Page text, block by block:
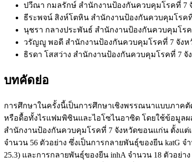
ปวีณา กมลรักษ์ สำนักงานป้องกันควบคุมโรคที่ 7
ธีระพจน์ สิงห์โตหิน สำนักงานป้องกันควบคุมโรค
นุชรา กลางประพันธ์ สำนักงานป้องกันควบคุมโร
วรัญญู พอดี สำนักงานป้องกันควบคุมโรคที่ 7 จัง
ธิรดา โสสว่าง สำนักงานป้องกันควบคุมโรคที่ 7 จั
บทคัดย่อ
การศึกษาในครั้งนี้เป็นการศึกษาเชิงพรรณนาแบบภาค
หรือดื้อทั้งไรแฟมพิซินและไอโซไนอาซิด โดยใช้ข้อมูล
สำนักงานป้องกันควบคุมโรคที่ 7 จังหวัดขอนแก่น ตั้งแต่
จำนวน 56 ตัวอย่าง ซึ่งเป็นการกลายพันธุ์ของยีน katG จ
25.3) และการกลายพันธุ์ของยีน inhA จำนวน 18 ตัวอย่า